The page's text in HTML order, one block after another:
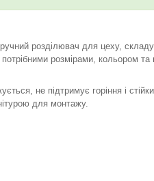
розділювач для цеху,
розмірами, кольором та
не підтримує горіння і
для монтажу.